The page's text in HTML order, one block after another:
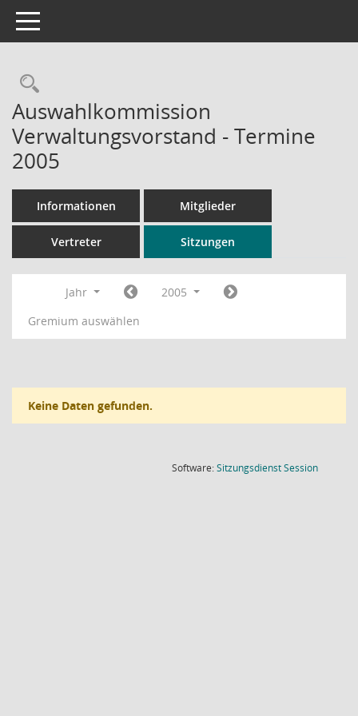
Toggle navigation
Rechercheauswahl
Auswahlkommission
Verwaltungsvorstand - Termine
2005
Informationen Mitglieder
Vertreter Sitzungen
Jahr
2005
Gremium auswählen
Keine Daten gefunden.
Software:SitzungsdienstSession(Wird in